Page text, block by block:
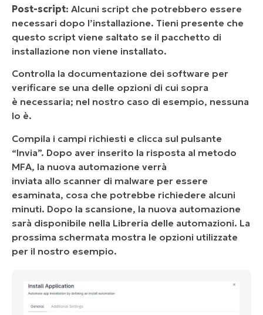
Post-script: Alcuni script che potrebbero essere
necessari dopo l’installazione. Tieni presente che
questo script viene saltato se il pacchetto di
installazione non viene installato.
Controlla la documentazione dei software per
verificare se una delle opzioni di cui sopra
è necessaria; nel nostro caso di esempio, nessuna
lo è.
Compila i campi richiesti e clicca sul pulsante
“Invia”. Dopo aver inserito la risposta al metodo
MFA, la nuova automazione verrà
inviata allo scanner di malware per essere
esaminata, cosa che potrebbe richiedere alcuni
minuti. Dopo la scansione, la nuova automazione
sarà disponibile nella Libreria delle automazioni. La
prossima schermata mostra le opzioni utilizzate
per il nostro esempio.